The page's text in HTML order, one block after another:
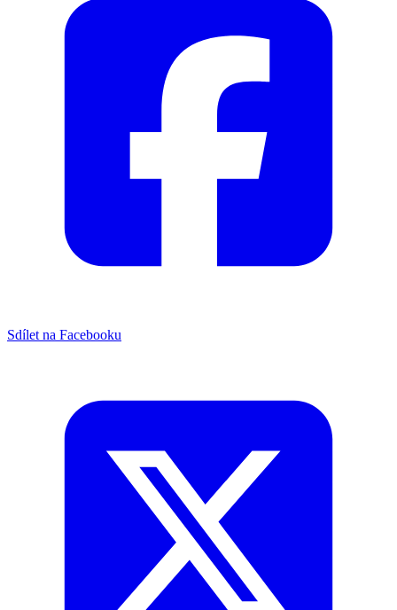
Sdílet na Facebooku